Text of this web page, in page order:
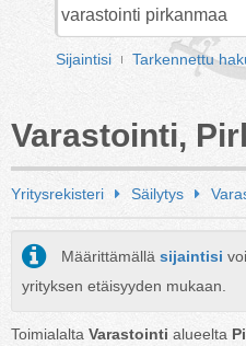
Sijaintisi Tarkennettu
Varastointi,
Yritysrekisteri Säilytys
Määrittämällä sijaintisi
yrityksen etäisyyden mukaan.
Toimialalta Varastointi alueelta